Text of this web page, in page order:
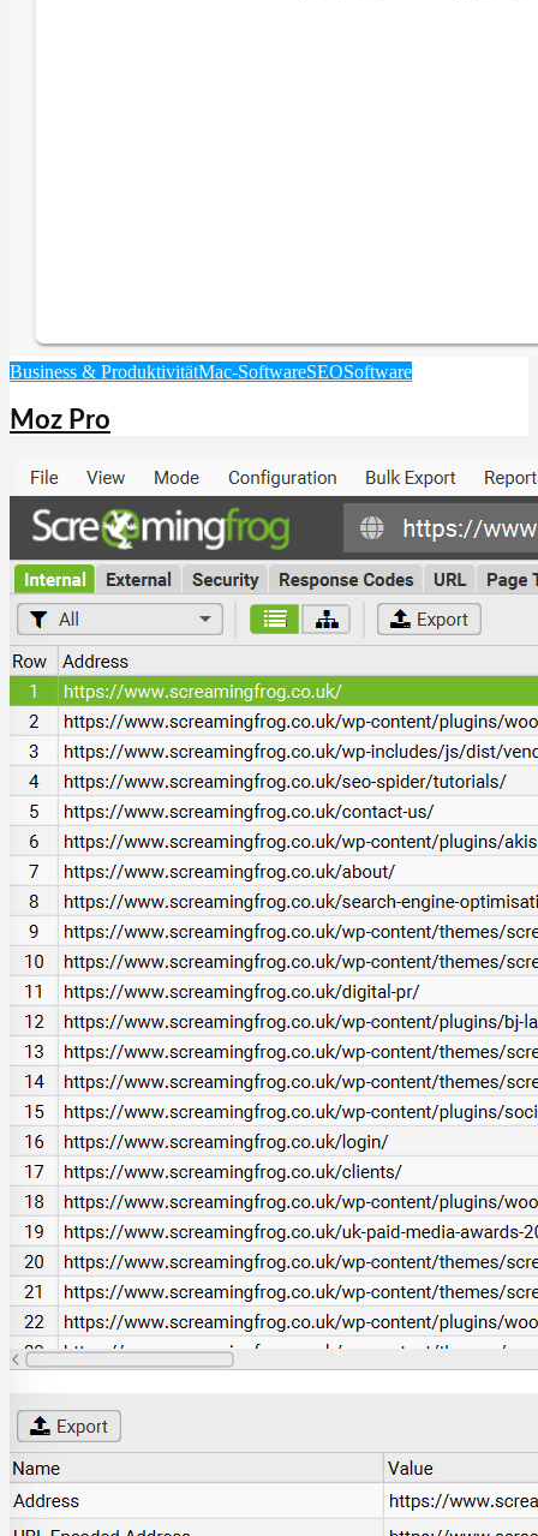
Business & ProduktivitätMac-SoftwareSEOSoftware
Moz Pro